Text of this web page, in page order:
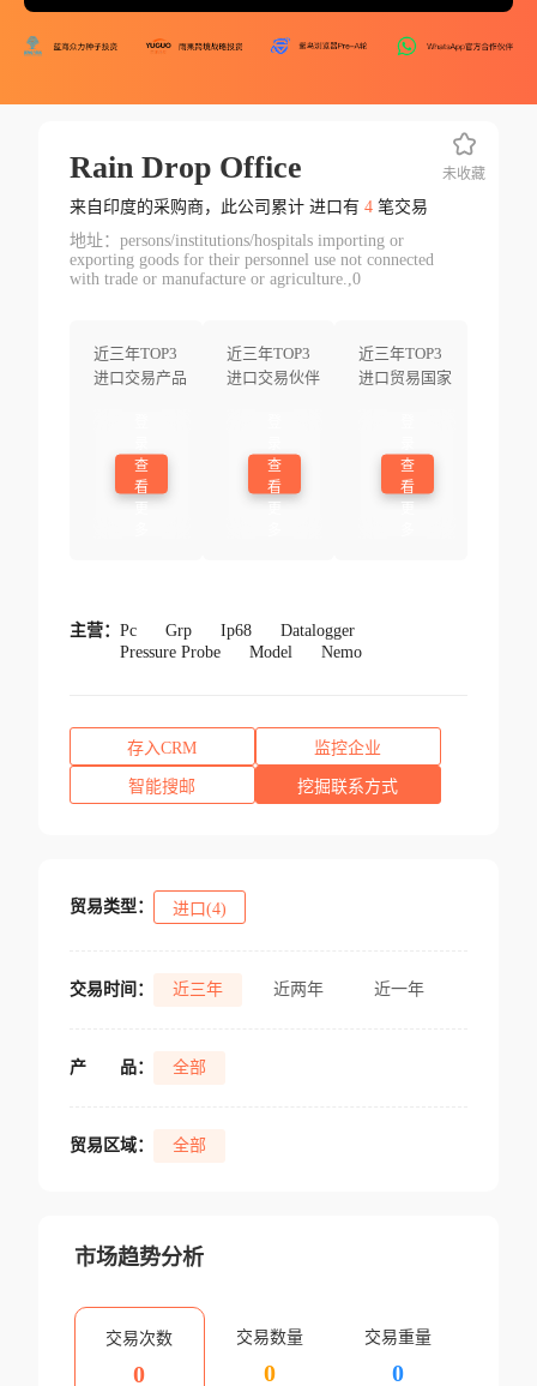
Rain Drop Office
来自印度的采购商，此公司累计 进口有 4笔交易
地址：persons/institutions/hospitals importing or
exporting goods for their personnel use not connected
with trade or manufacture or agriculture.,0
近三年TOP3
进口交易产品
查
看
近三年TOP3
进口交易伙伴
查
看
近三年TOP3
进口贸易国家
查
看
未收藏
主营： Pc Grp Ip68
Datalogger
Pressure Probe
Model Nemo
存入CRM 监控企业
智能搜邮 挖掘联系方式
贸易类型： 进口(4)
交易时间： 近三年 近两年 近一年
产 品： 全部
贸易区域： 全部
市场趋势分析
交易次数
0
交易数量
0
交易重量
0